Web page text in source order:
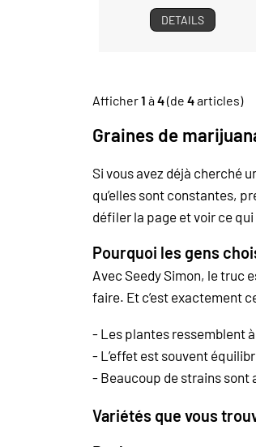
DETAILS
Afficher1 à4(de 4articles)
Graines de
Si vous avez déjà cherché
qu’elles sont constantes,
défiler la page et voir ce
Pourquoi les gens
Avec Seedy Simon, le truc
faire. Et c’est exactement
- Les plantes ressemblent
- L’effet est souvent
- Beaucoup de strains sont
Variétés que vous